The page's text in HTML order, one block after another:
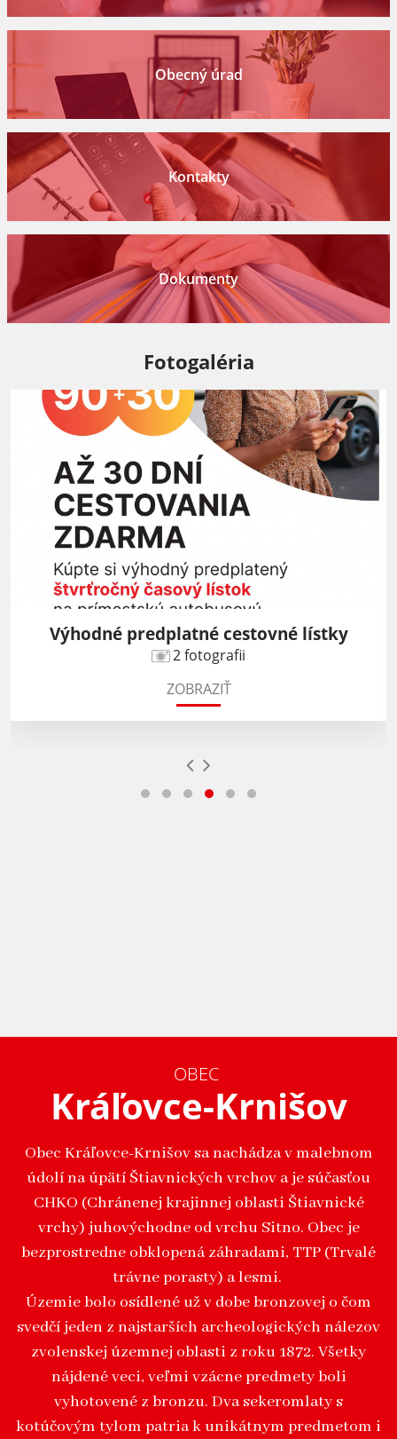
Obecný úrad
Kontakty
Dokumenty
Fotogaléria
Výhodné predplatné cestovné lístky
2 fotografii
ZOBRAZIŤ
OBEC
Kráľovce-Krnišov
Obec Kráľovce-Krnišov sa nachádza v malebnom
údolí na úpätí Štiavnických vrchov a je súčasťou
CHKO (Chránenej krajinnej oblasti Štiavnické
vrchy) juhovýchodne od vrchu Sitno. Obec je
bezprostredne obklopená záhradami, TTP (Trvalé
trávne porasty) a lesmi.
Územie bolo osídlené už v dobe bronzovej o čom
svedčí jeden z najstarších archeologických nálezov
zvolenskej územnej oblasti z roku 1872. Všetky
nájdené veci, veľmi vzácne predmety boli
vyhotovené z bronzu. Dva sekeromlaty s
kotúčovým tylom patria k unikátnym predmetom i